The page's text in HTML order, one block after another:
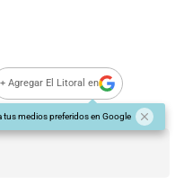
+ Agregar El Litoral en
tus medios preferidos en Google